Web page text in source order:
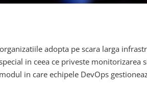
adopta pe scara larga
in ceea ce priveste
in care echipele DevOps